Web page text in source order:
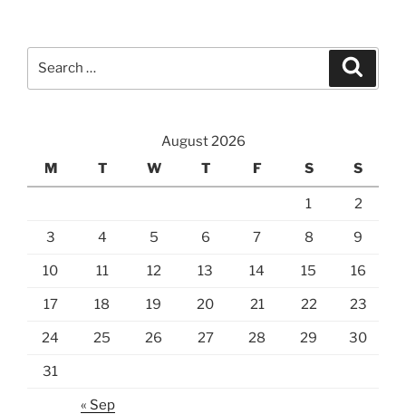
August 2026
M
T W T F S S
1 2
3 4 5 6 7 8 9
10 11 12 13 14 15 16
17 18 19 20 21 22 23
24 25 26 27 28 29 30
31
« Sep